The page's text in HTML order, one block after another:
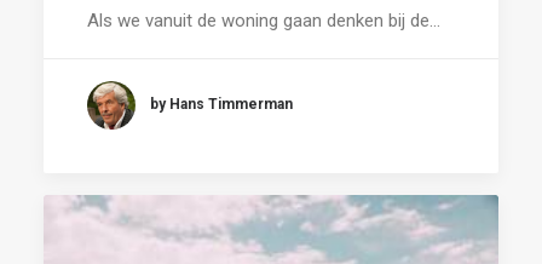
Als we vanuit de woning gaan denken bij de…
by Hans Timmerman